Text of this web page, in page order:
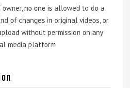
no one is allowed to do a
of changes in original videos, or
without permission on any
media platform